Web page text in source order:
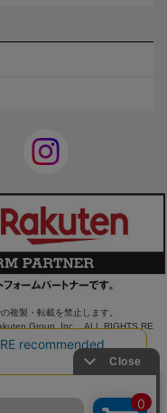
複製・転載を禁止します。
Group, Inc. ALL RIGHTS RE